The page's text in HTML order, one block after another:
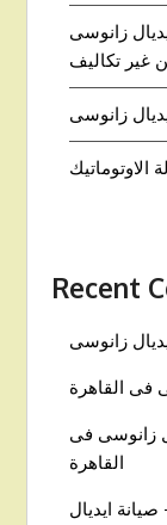
زانوسى
غير تكاليف
زانوسى
Recent
زانوسى
فى القاهرة
زانوسى فى
القاهرة
ايديال